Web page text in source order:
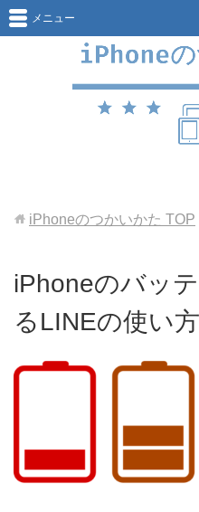
メニュー
iPhoneのつかいかた TOP
iPhoneのバッ
るLINEの使い方